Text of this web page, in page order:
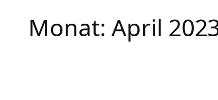
Monat:April